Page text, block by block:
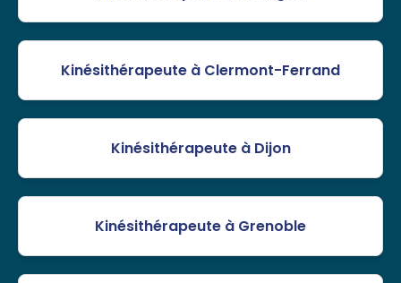
Kinésithérapeute à Clermont-Ferrand
Kinésithérapeute à Dijon
Kinésithérapeute à Grenoble